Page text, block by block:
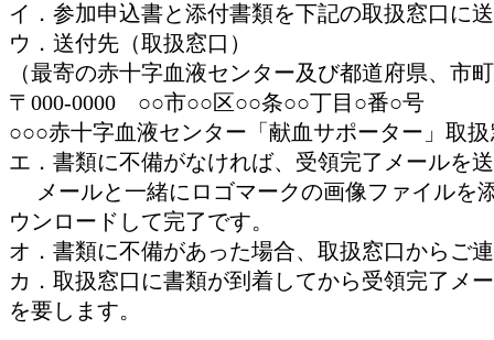
イ．参加申込書と添付書類を下記の取扱窓口に
ウ．送付先（取扱窓口）
（最寄の赤十字血液センター及び都道府県、市
〒000-0000 ○○市○○区○○条○○丁目○番○号
○○○赤十字血液センター「献血サポーター」取
エ．書類に不備がなければ、受領完了メールを
メールと一緒にロゴマークの画像ファイルを
ウンロードして完了です。
オ．書類に不備があった場合、取扱窓口からご
カ．取扱窓口に書類が到着してから受領完了メ
を要します。